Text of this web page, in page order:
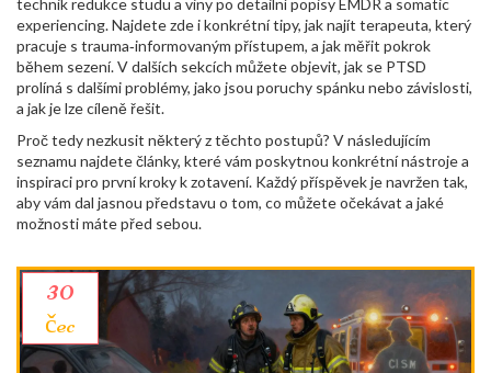
technik redukce studu a viny po detailní popisy EMDR a somatic
experiencing. Najdete zde i konkrétní tipy, jak najít terapeuta, který
pracuje s trauma‑informovaným přístupem, a jak měřit pokrok
během sezení. V dalších sekcích můžete objevit, jak se PTSD
prolíná s dalšími problémy, jako jsou poruchy spánku nebo závislosti,
a jak je lze cíleně řešit.
Proč tedy nezkusit některý z těchto postupů? V následujícím
seznamu najdete články, které vám poskytnou konkrétní nástroje a
inspiraci pro první kroky k zotavení. Každý příspěvek je navržen tak,
aby vám dal jasnou představu o tom, co můžete očekávat a jaké
možnosti máte před sebou.
30
čec